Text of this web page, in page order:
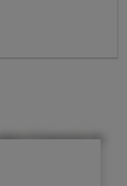
usarse
de
aunque no en